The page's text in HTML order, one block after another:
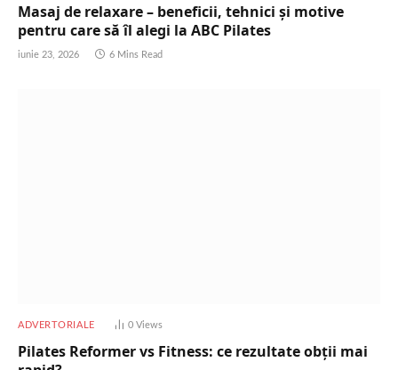
Masaj de relaxare – beneficii, tehnici și motive
pentru care să îl alegi la ABC Pilates
iunie 23, 2026 6 Mins Read
ADVERTORIALE 0 Views
Pilates Reformer vs Fitness: ce rezultate obții mai